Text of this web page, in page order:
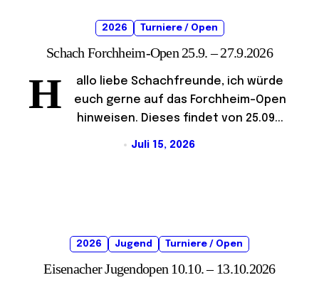
2026 Turniere / Open
Schach Forchheim-Open 25.9. – 27.9.2026
H
allo liebe Schachfreunde, ich würde
euch gerne auf das Forchheim-Open
hinweisen. Dieses findet von 25.09...
Juli 15, 2026
2026 Jugend Turniere / Open
Eisenacher Jugendopen 10.10. – 13.10.2026